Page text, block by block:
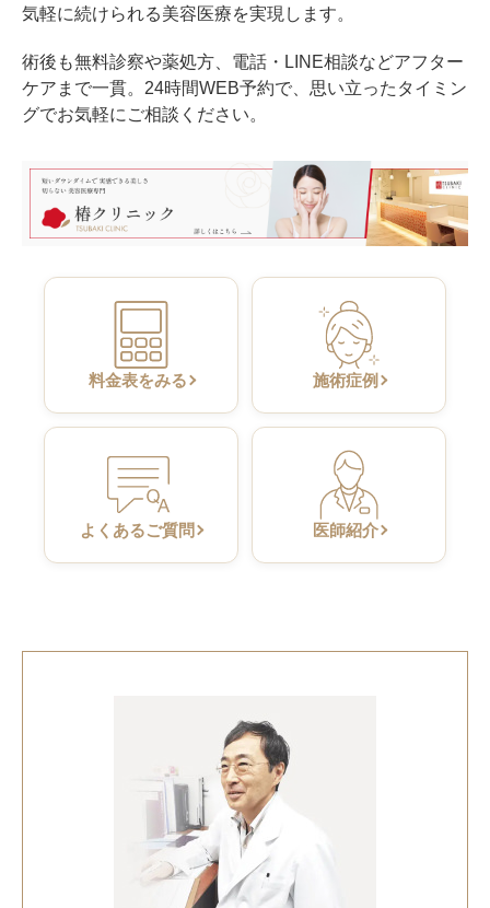
気軽に続けられる美容医療を実現します。
術後も無料診察や薬処方、電話・LINE相談などアフター
ケアまで一貫。24時間WEB予約で、思い立ったタイミン
グでお気軽にご相談ください。
料金表をみる 施術症例
よくあるご質問 医師紹介